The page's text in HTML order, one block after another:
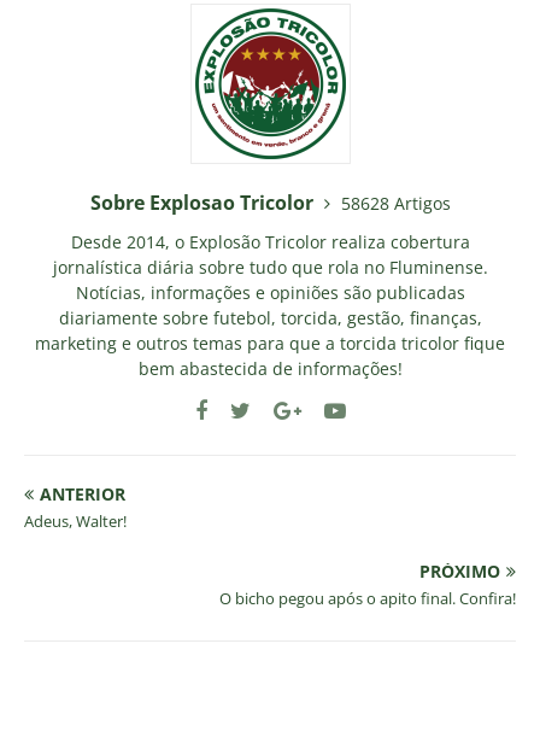
Sobre Explosao Tricolor
58628 Artigos
Desde 2014, o Explosão Tricolor realiza cobertura
jornalística diária sobre tudo que rola no Fluminense.
Notícias, informações e opiniões são publicadas
diariamente sobre futebol, torcida, gestão, finanças,
marketing e outros temas para que a torcida tricolor fique
bem abastecida de informações!
ANTERIOR
Adeus, Walter!
PRÓXIMO
O bicho pegou após o apito final. Confira!